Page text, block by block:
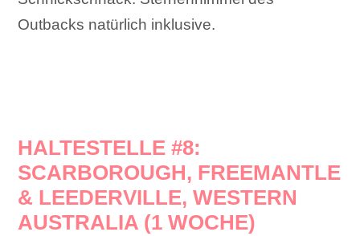
Outbacks natürlich inklusive.
HALTESTELLE #8:
SCARBOROUGH, FREEMANTLE
& LEEDERVILLE, WESTERN
AUSTRALIA (1 WOCHE)